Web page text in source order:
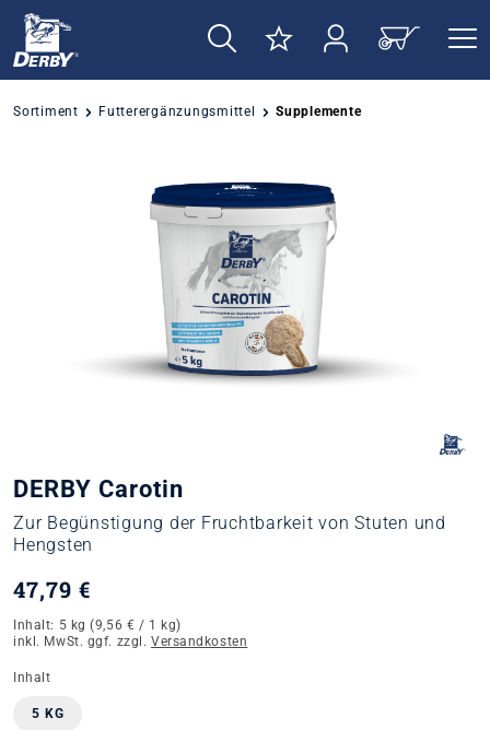
springen
Sortiment Futterergänzungsmittel Supplemente
DERBY Carotin
Zur Begünstigung der Fruchtbarkeit von Stuten und
Hengsten
47,79 €
Inhalt: 5 kg(9,56 € / 1 kg)
inkl. MwSt. ggf. zzgl. Versandkosten
Inhaltauswählen
5 KG